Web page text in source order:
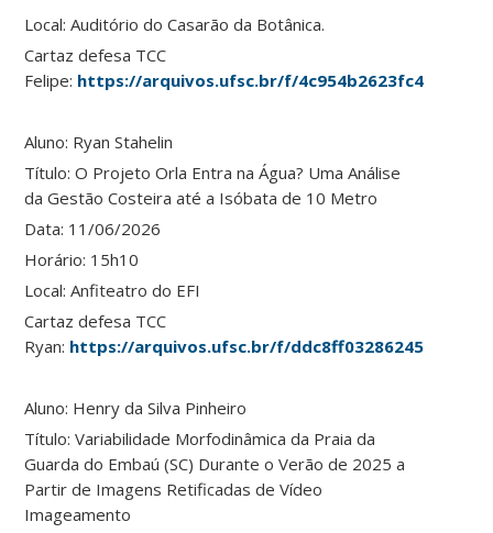
Local: Auditório do Casarão da Botânica.
Cartaz defesa TCC
Felipe: https://arquivos.ufsc.br/f/
Aluno: Ryan Stahelin
Título: O Projeto Orla Entra na Água? Uma Análise
da Gestão Costeira até a Isóbata de 10 Metro
Data: 11/06/2026
Horário: 15h10
Local: Anfiteatro do EFI
Cartaz defesa TCC
Ryan: https://arquivos.ufsc.br/f/ddc8ff0328624565af1a/
Aluno: Henry da Silva Pinheiro
Título: Variabilidade Morfodinâmica da Praia da
Guarda do Embaú (SC) Durante o Verão de 2025 a
Partir de Imagens Retificadas de Vídeo
Imageamento